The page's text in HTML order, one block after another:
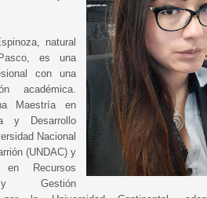
natural
es una
con una
académica.
Maestría en
y Desarrollo
Nacional
(UNDAC) y
Recursos
Gestión